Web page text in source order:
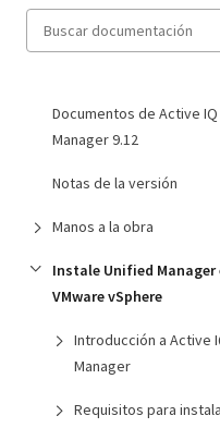
Documentos de Active
Manager 9.12
Notas de la versión
Manos a la obra
Instale Unified Manager
VMware vSphere
Introducción a Active
Manager
Requisitos para